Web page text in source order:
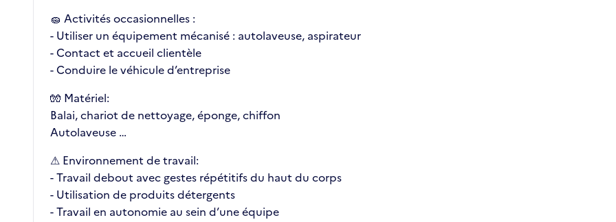
🧽 Activités occasionnelles :
- Utiliser un équipement mécanisé : autolaveuse, aspirateur
- Contact et accueil clientèle
- Conduire le véhicule d’entreprise
🧤 Matériel:
Balai, chariot de nettoyage, éponge, chiffon
Autolaveuse …
⚠ Environnement de travail:
- Travail debout avec gestes répétitifs du haut du corps
- Utilisation de produits détergents
- Travail en autonomie au sein d’une équipe